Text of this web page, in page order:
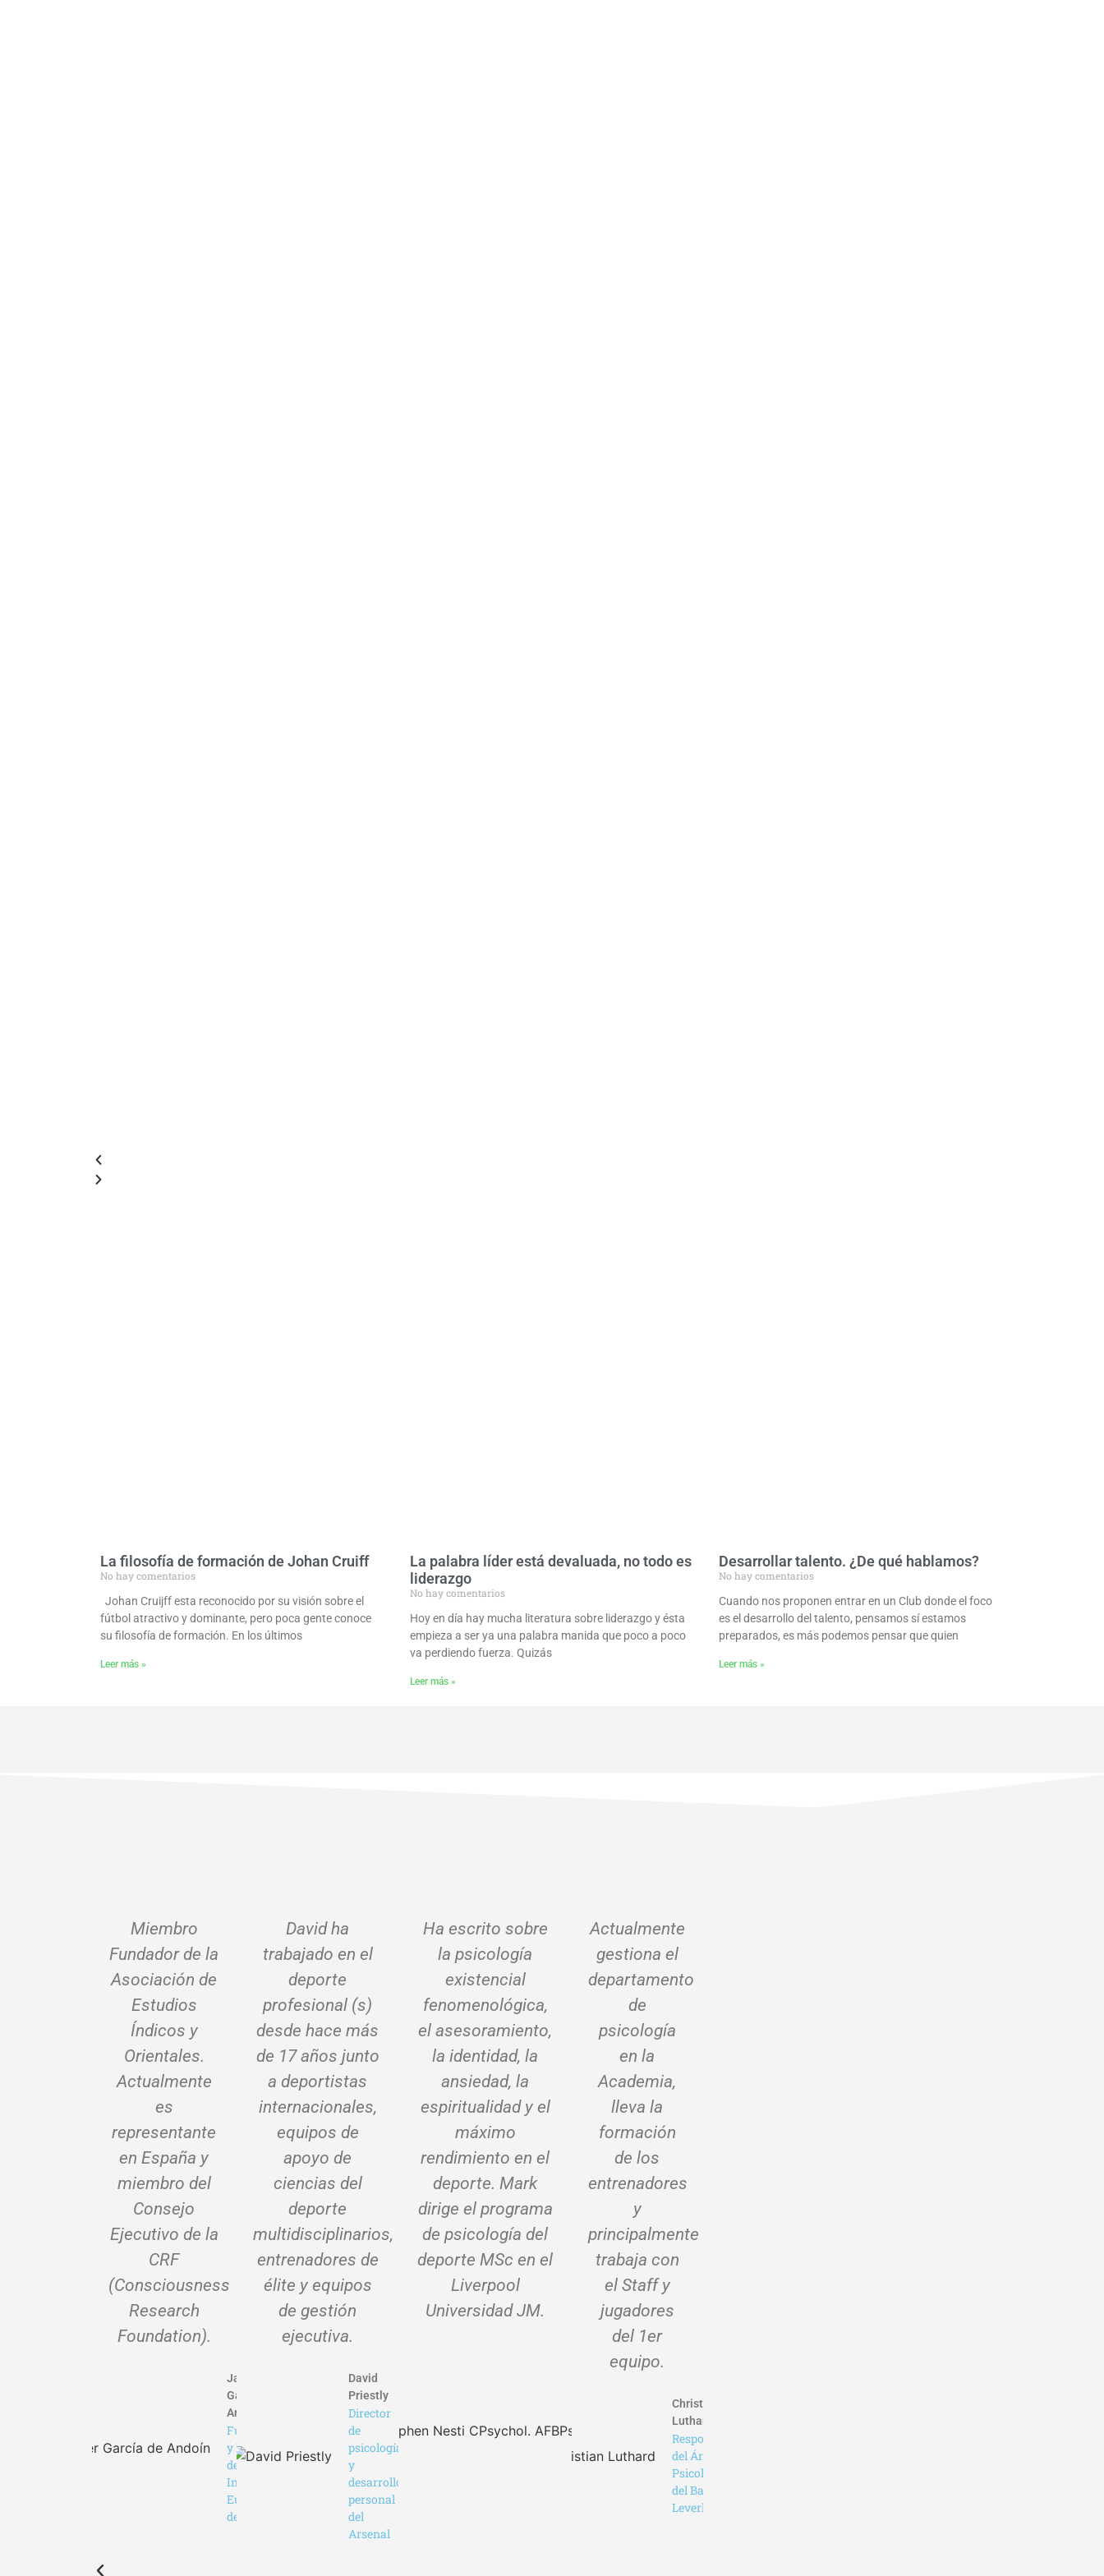
La filosofía de formación de Johan Cruiff
No hay comentarios
Johan Cruijff esta reconocido por su visión sobre el
fútbol atractivo y dominante, pero poca gente conoce
su filosofía de formación. En los últimos
Leer más »
La palabra líder está devaluada, no todo es
liderazgo
No hay comentarios
Hoy en día hay mucha literatura sobre liderazgo y ésta
empieza a ser ya una palabra manida que poco a poco
va perdiendo fuerza. Quizás
Leer más »
Desarrollar talento. ¿De qué hablamos?
No hay comentarios
Cuando nos proponen entrar en un Club donde el foco
es el desarrollo del talento, pensamos sí estamos
preparados, es más podemos pensar que quien
Leer más »
Miembro
Fundador de la
Asociación de
Estudios
Índicos y
Orientales.
Actualmente
es
representante
en España y
miembro del
Consejo
Ejecutivo de la
CRF
(Consciousness
Research
Foundation).
Javier
García de
Andoín
Fundador
y Director
del
Instituto
Europeo
de Yoga
David ha
trabajado en el
deporte
profesional (s)
desde hace más
de 17 años junto
a deportistas
internacionales,
equipos de
apoyo de
ciencias del
deporte
multidisciplinarios,
entrenadores de
élite y equipos
de gestión
ejecutiva.
David
Priestly
Director
de
psicología
y
desarrollo
personal
del
Arsenal
Ha escrito sobre
la psicología
existencial
fenomenológica,
el asesoramiento,
la identidad, la
ansiedad, la
espiritualidad y el
máximo
rendimiento en el
deporte. Mark
dirige el programa
de psicología del
deporte MSc en el
Liverpool
Universidad JM.
Dr. Mark
Stephen
en
Actualmente
gestiona el
departamento
de
psicología
en la
Academia,
lleva la
formación
de los
entrenadores
y
principalmente
trabaja con
el Staff y
jugadores
del 1er
equipo.
Christian
Luthard
Responsable
del Área De
Psicologia
del Bayer
Leverkusen